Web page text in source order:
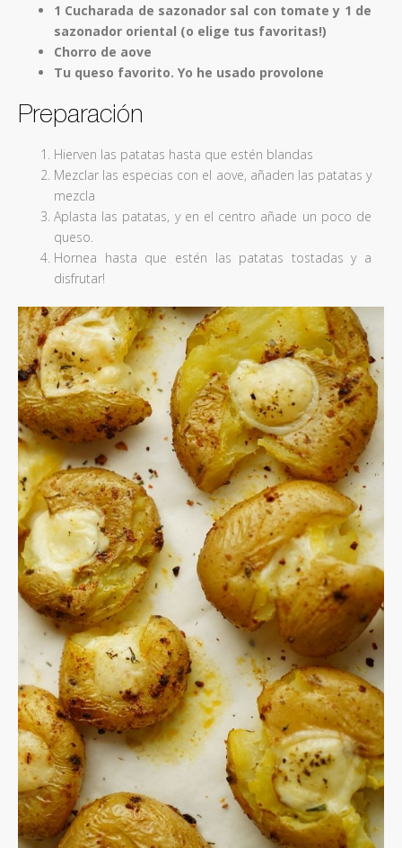
1 Cucharada de sazonador sal con tomate y 1 de
sazonador oriental (o elige tus favoritas!)
Chorro de aove
Tu queso favorito. Yo he usado provolone
Preparación
Hierven las patatas hasta que estén blandas
Mezclar las especias con el aove, añaden las patatas y
mezcla
Aplasta las patatas, y en el centro añade un poco de
queso.
Hornea hasta que estén las patatas tostadas y a
disfrutar!